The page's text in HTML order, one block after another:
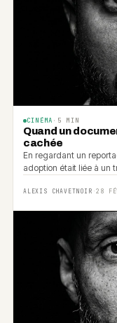
CINÉMA · 5 MIN
Quand un
cachée
En regardant un
adoption était liée à un
ALEXIS CHAVETNOIR ·28